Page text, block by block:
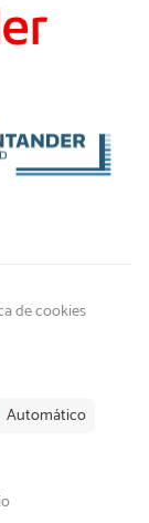
de cookies
Automático